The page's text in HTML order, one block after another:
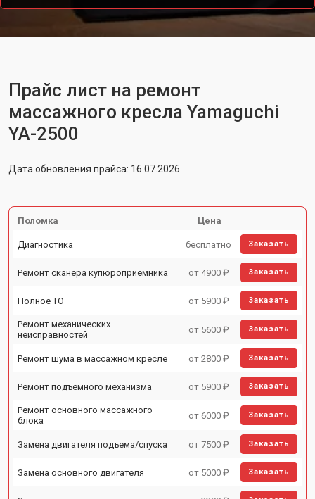
Прайс лист на ремонт
массажного кресла Yamaguchi
YA-2500
Дата обновления прайса: 16.07.2026
Поломка Цена
Диагностика бесплатно Заказать
Ремонт сканера купюроприемника от 4900 ₽ Заказать
Полное ТО от 5900 ₽ Заказать
Ремонт механических
неисправностей
от 5600 ₽ Заказать
Ремонт шума в массажном кресле от 2800 ₽ Заказать
Ремонт подъемного механизма от 5900 ₽ Заказать
Ремонт основного массажного
блока
от 6000 ₽ Заказать
Замена двигателя подъема/спуска от 7500 ₽ Заказать
Замена основного двигателя от 5000 ₽ Заказать